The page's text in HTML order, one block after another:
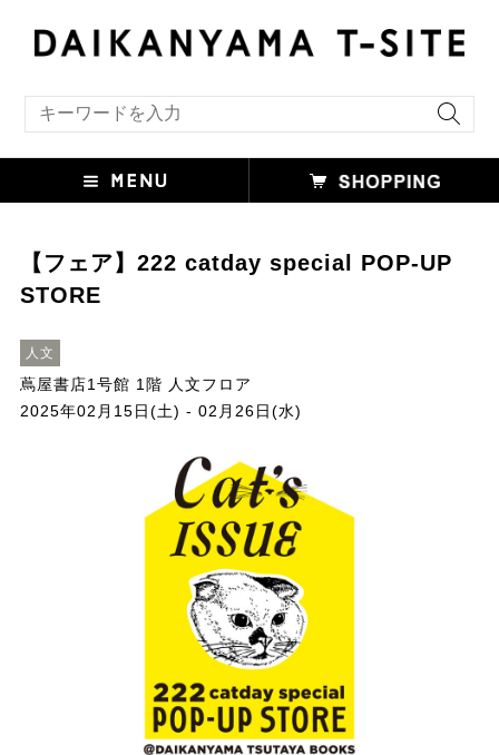
【フェア】222 catday special POP-UP
STORE
人文
蔦屋書店1号館 1階 人文フロア
2025年02月15日(土) - 02月26日(水)